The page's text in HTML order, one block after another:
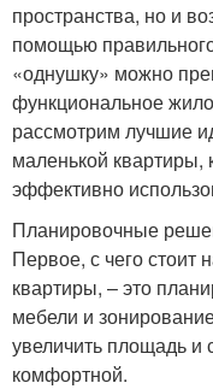
пространства, но и
помощью
«однушку» можно
функциональное
рассмотрим лучшие
маленькой
эффективно
Планировочные
Первое, с чего стоит
квартиры, – это
мебели и
увеличить площадь и
комфортной.